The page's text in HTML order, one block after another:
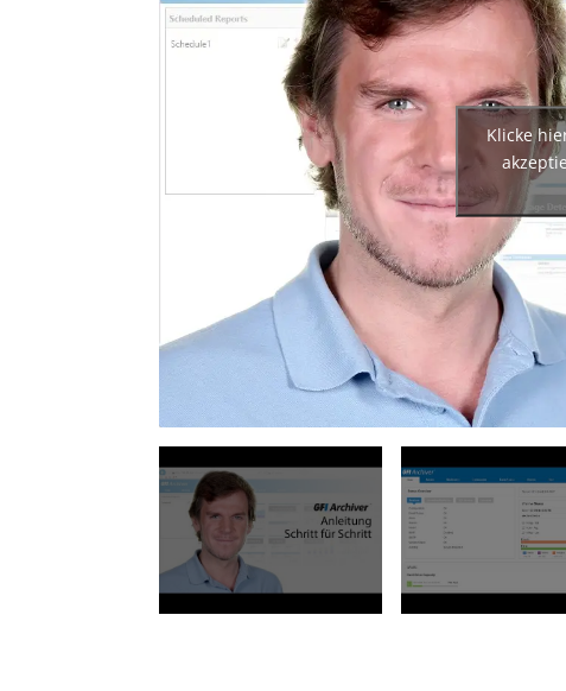
Klicke